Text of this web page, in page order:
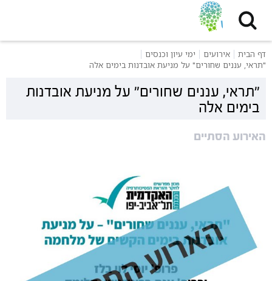
דף הבית אירועים
ימי עיון וכנסים
"תראי, עננים שחורים" על מניעת אובדנות בימים אלה
"תראי, עננים שחורים" על מניעת אובדנות
בימים אלה
האירוע הסתיים